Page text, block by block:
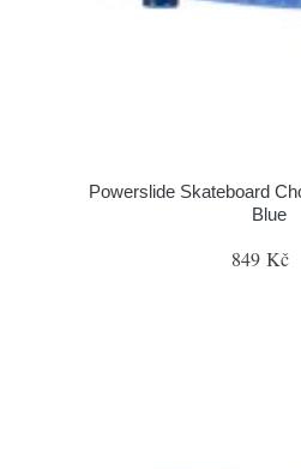
Powerslide Skateboard
Blue
849 Kč